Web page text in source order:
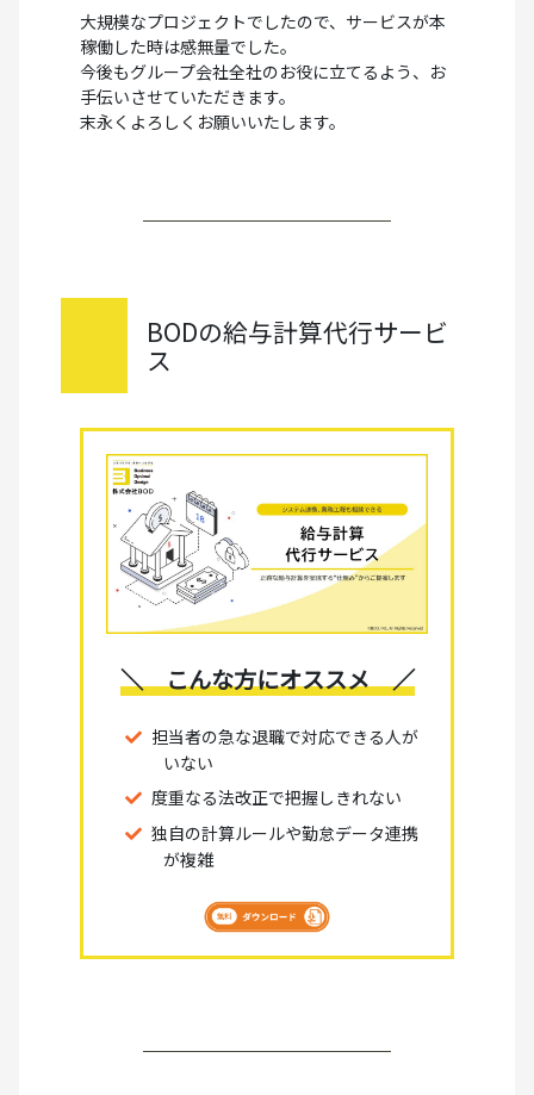
大規模なプロジェクトでしたので、サービスが本
稼働した時は感無量でした。
今後もグループ会社全社のお役に立てるよう、お
手伝いさせていただきます。
末永くよろしくお願いいたします。
BODの給与計算代行サービ
ス
＼ こんな方にオススメ ／
担当者の急な退職で対応できる人が
いない
度重なる法改正で把握しきれない
独自の計算ルールや勤怠データ連携
が複雑